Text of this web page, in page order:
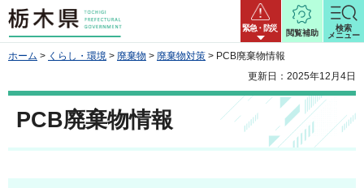
栃木県 緊急・防災
閲覧補助
検索
メニュー
ホーム > くらし・環境 > 廃棄物 > 廃棄物対策 > PCB廃棄物情報
更新日：2025年12月4日
PCB廃棄物情報